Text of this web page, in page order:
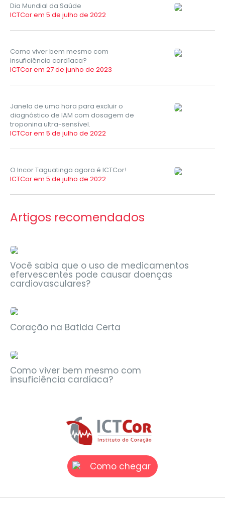
Dia Mundial da Saúde
ICTCor em 5 de julho de 2022
Como viver bem mesmo com
insuficiência cardíaca?
ICTCor em 27 de junho de 2023
Janela de uma hora para excluir o
diagnóstico de IAM com dosagem de
troponina ultra-sensível.
ICTCor em 5 de julho de 2022
O Incor Taguatinga agora é ICTCor!
ICTCor em 5 de julho de 2022
Artigos recomendados
Você sabia que o uso de medicamentos
efervescentes pode causar doenças
cardiovasculares?
Coração na Batida Certa
Como viver bem mesmo com
insuficiência cardíaca?
Como chegar